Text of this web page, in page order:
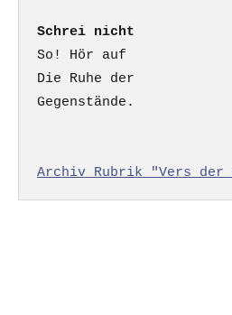
Schrei nicht
So! Hör auf
Die Ruhe der
Gegenstände.
Archiv Rubrik "Vers der